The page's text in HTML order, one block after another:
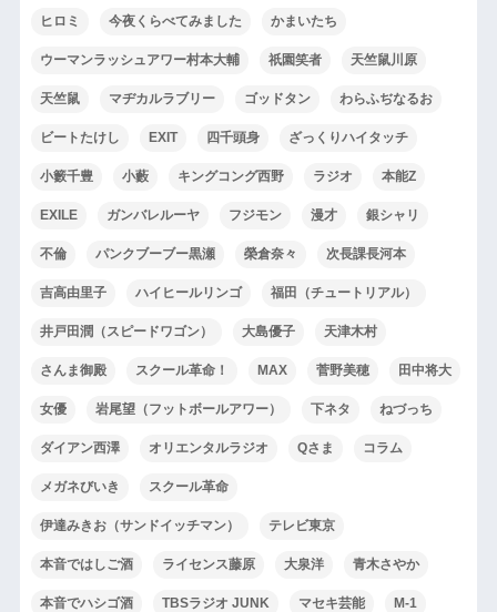
ヒロミ 今夜くらべてみました かまいたち
ウーマンラッシュアワー村本大輔 祇園笑者 天竺鼠川原
天竺鼠 マヂカルラブリー ゴッドタン わらふぢなるお
ビートたけし EXIT 四千頭身 ざっくりハイタッチ
小籔千豊 小藪 キングコング西野 ラジオ 本能Z
EXILE ガンバレルーヤ フジモン 漫才 銀シャリ
不倫 パンクブーブー黒瀬 榮倉奈々 次長課長河本
吉高由里子 ハイヒールリンゴ 福田（チュートリアル）
井戸田潤（スピードワゴン） 大島優子 天津木村
さんま御殿 スクール革命！ MAX 菅野美穂 田中将大
女優 岩尾望（フットボールアワー） 下ネタ ねづっち
ダイアン西澤 オリエンタルラジオ Qさま コラム
メガネびいき スクール革命
伊達みきお（サンドイッチマン） テレビ東京
本音ではしご酒 ライセンス藤原 大泉洋 青木さやか
本音でハシゴ酒 TBSラジオ JUNK マセキ芸能 M-1